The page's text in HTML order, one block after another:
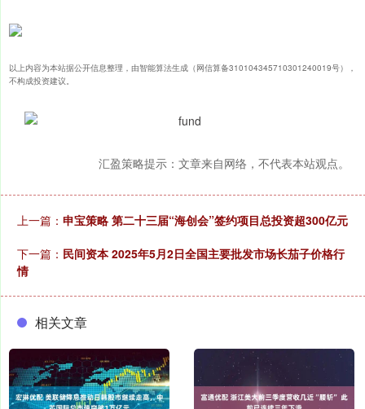
以上内容为本站据公开信息整理，由智能算法生成（网信算备310104345710301240019号），
不构成投资建议。
汇盈策略提示：文章来自网络，不代表本站观点。
上一篇： 申宝策略 第二十三届“海创会”签约项目总投资超300亿元
下一篇： 民间资本 2025年5月2日全国主要批发市场长茄子价格行
情
相关文章